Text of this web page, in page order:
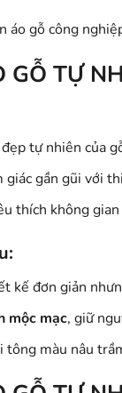
áo gỗ công
TỰ
tự nhiên của
giác gần gũi với
thích không
kế đơn giản
mộc mạc, giữ
tông màu nâu